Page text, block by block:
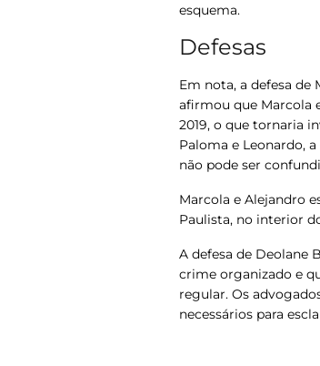
esquema.
Defesas
Em nota, a defesa de
afirmou que Marcola
2019, o que tornaria
Paloma e Leonardo,
não pode ser
Marcola e Alejandro
Paulista, no interior
A defesa de Deolane
crime organizado e
regular. Os
necessários para